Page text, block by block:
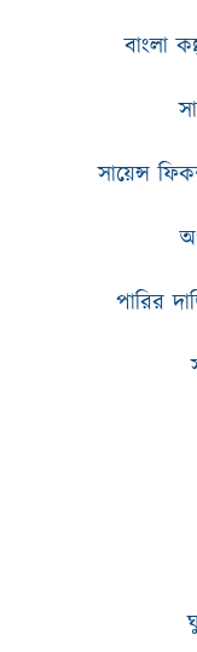
বাংলা
সায়েন্স
পারির